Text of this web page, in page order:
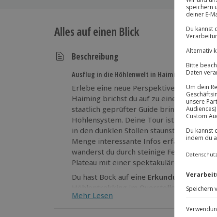
Alles auf einen Blick
Beschreibung
Ausflug in die Höhlenwelt in Haiming
Erlebe eine neue Perspektive: Beim
Haiming brichst du auf zu einem
staatlich geprüfter Guide bringt dich
Höhlensystem. Deine Tour ist dabei wie
in den dunklen Stollen staunst du über
Menge interessante Infos erfährst. Bei
wanderst du durch steinige Felsen, bevor
Plateau mit einer spektakulären Aussicht
Du hast Bock auf eine Erkundungstour
Höhlentrekking im Querstollen in
Mehr Lesen